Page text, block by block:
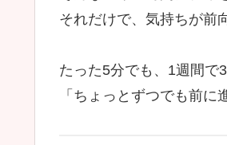
それだけで、気持ちが前
たった5分でも、1週間で
「ちょっとずつでも前に